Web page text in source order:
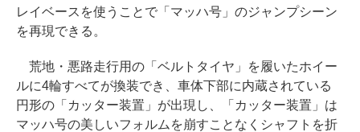
レイベースを使うことで「マッハ号」のジャンプシーン
を再現できる。
荒地・悪路走行用の「ベルトタイヤ」を履いたホイー
ルに4輪すべてが換装でき、車体下部に内蔵されている
円形の「カッター装置」が出現し、「カッター装置」は
マッハ号の美しいフォルムを崩すことなくシャフトを折